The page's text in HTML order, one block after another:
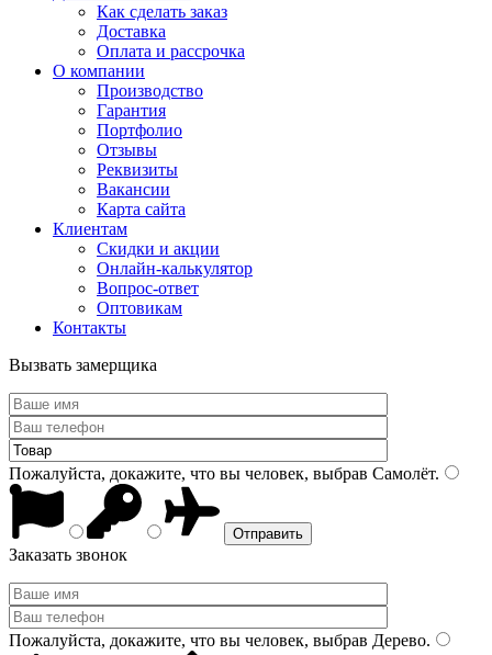
Как сделать заказ
Доставка
Оплата и рассрочка
О компании
Производство
Гарантия
Портфолио
Отзывы
Реквизиты
Вакансии
Карта сайта
Клиентам
Скидки и акции
Онлайн-калькулятор
Вопрос-ответ
Оптовикам
Контакты
Вызвать замерщика
Пожалуйста, докажите, что вы человек, выбрав Самолёт.
Заказать звонок
Пожалуйста, докажите, что вы человек, выбрав Дерево.